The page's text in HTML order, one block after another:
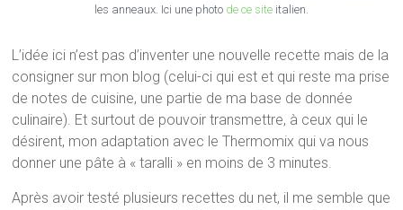
les anneaux. Ici une photo de ce siteitalien.
L’idée ici n’est pas d’inventer une nouvelle recette mais de la
consigner sur mon blog (celui-ci qui est et qui reste ma prise
de notes de cuisine, une partie de ma base de donnée
culinaire). Et surtout de pouvoir transmettre, à ceux qui le
désirent, mon adaptation avec le Thermomix qui va nous
donner une pâte à « taralli » en moins de 3 minutes.
Après avoir testé plusieurs recettes du net, il me semble que